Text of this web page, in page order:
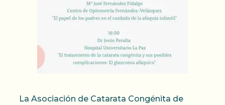
La Asociación de Catarata Congénita de